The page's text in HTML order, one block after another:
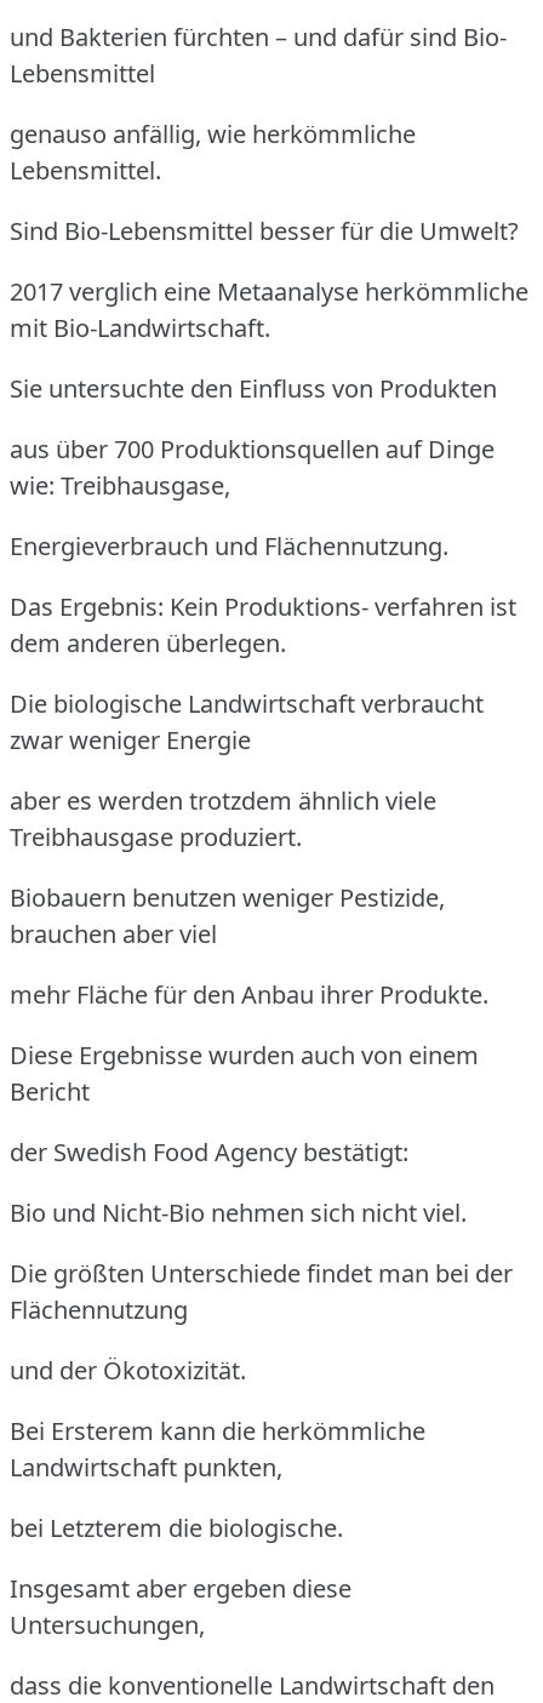
und Bakterien fürchten – und dafür sind Bio-
Lebensmittel
genauso anfällig, wie herkömmliche
Lebensmittel.
Sind Bio-Lebensmittel besser für die Umwelt?
2017 verglich eine Metaanalyse herkömmliche
mit Bio-Landwirtschaft.
Sie untersuchte den Einfluss von Produkten
aus über 700 Produktionsquellen auf Dinge
wie: Treibhausgase,
Energieverbrauch und Flächennutzung.
Das Ergebnis: Kein Produktions- verfahren ist
dem anderen überlegen.
Die biologische Landwirtschaft verbraucht
zwar weniger Energie
aber es werden trotzdem ähnlich viele
Treibhausgase produziert.
Biobauern benutzen weniger Pestizide,
brauchen aber viel
mehr Fläche für den Anbau ihrer Produkte.
Diese Ergebnisse wurden auch von einem
Bericht
der Swedish Food Agency bestätigt:
Bio und Nicht-Bio nehmen sich nicht viel.
Die größten Unterschiede findet man bei der
Flächennutzung
und der Ökotoxizität.
Bei Ersterem kann die herkömmliche
Landwirtschaft punkten,
bei Letzterem die biologische.
Insgesamt aber ergeben diese
Untersuchungen,
dass die konventionelle Landwirtschaft den